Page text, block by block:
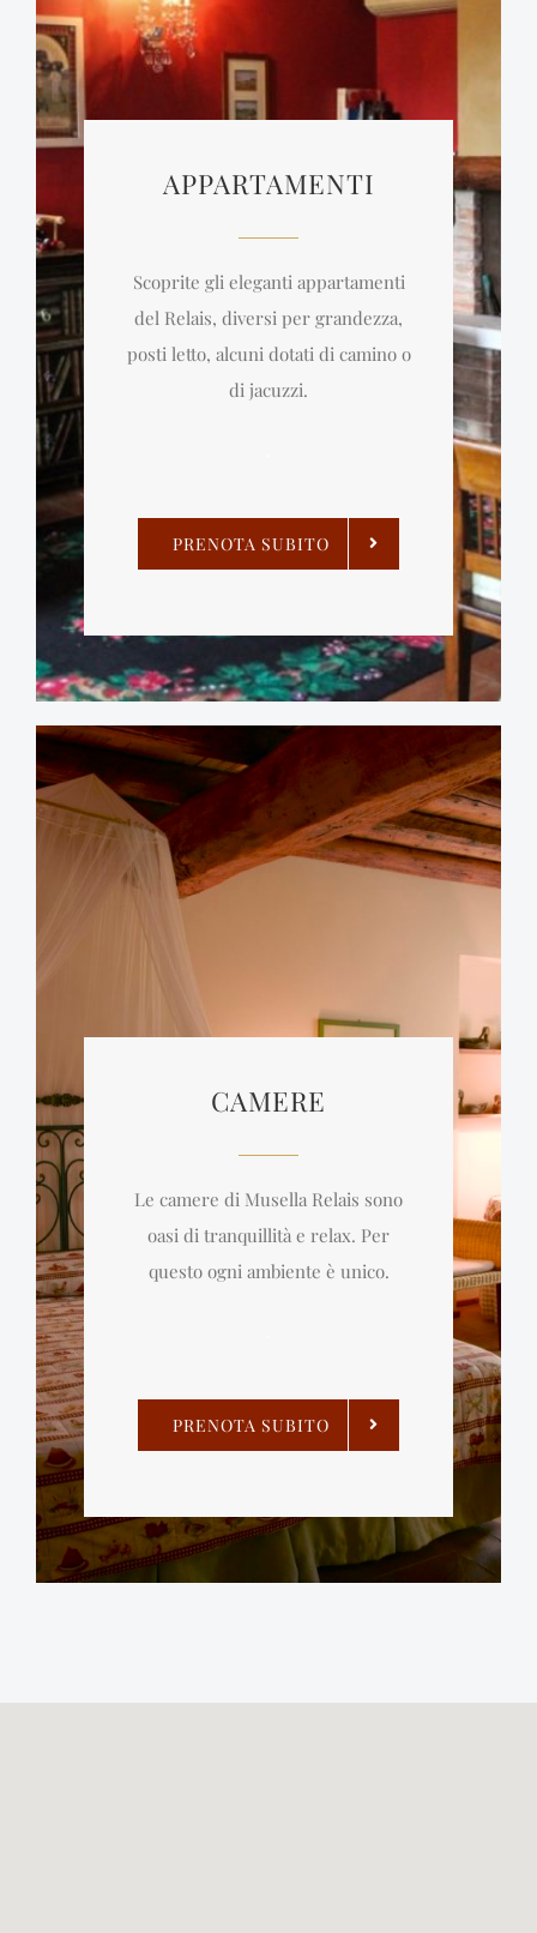
APPARTAMENTI
Scoprite gli eleganti appartamenti
del Relais, diversi per grandezza,
posti letto, alcuni dotati di camino o
di jacuzzi.
PRENOTA SUBITO
CAMERE
Le camere di Musella Relais sono
oasi di tranquillità e relax. Per
questo ogni ambiente è unico.
PRENOTA SUBITO